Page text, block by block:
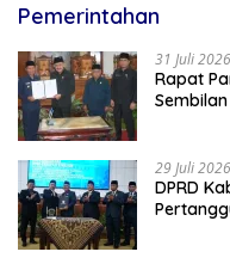
Pemerintahan
31 Juli 2026
Rapat
29 Juli 2026
DPRD